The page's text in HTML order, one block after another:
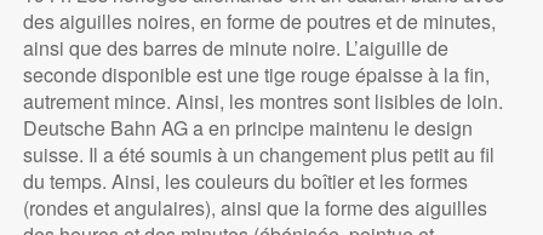
des aiguilles noires, en forme de poutres et de minutes,
ainsi que des barres de minute noire. L’aiguille de
seconde disponible est une tige rouge épaisse à la fin,
autrement mince. Ainsi, les montres sont lisibles de loin.
Deutsche Bahn AG a en principe maintenu le design
suisse. Il a été soumis à un changement plus petit au fil
du temps. Ainsi, les couleurs du boîtier et les formes
(rondes et angulaires), ainsi que la forme des aiguilles